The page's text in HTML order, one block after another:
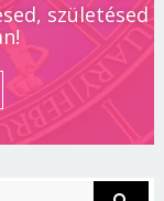
születésed